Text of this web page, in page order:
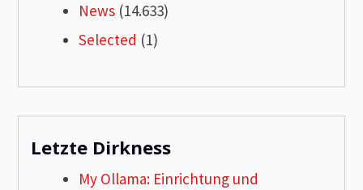
News (14.633)
Selected (1)
Letzte Dirkness
My Ollama: Einrichtung und